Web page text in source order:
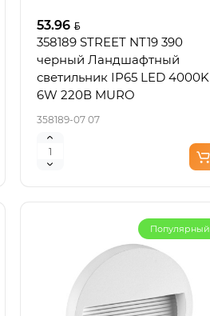
53.96
358189 STREET NT19 390
черный Ландшафтный
светильник IP65 LED 4000K
6W 220В MURO
358189-07 07
Популярный